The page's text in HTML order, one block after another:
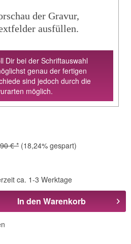
der Gravur,
ausfüllen.
Dir bei der Schriftauswahl
genau der fertigen
sind jedoch durch die
möglich.
€ * (18,24% gespart)
ca. 1-3 Werktage
In den Warenkorb